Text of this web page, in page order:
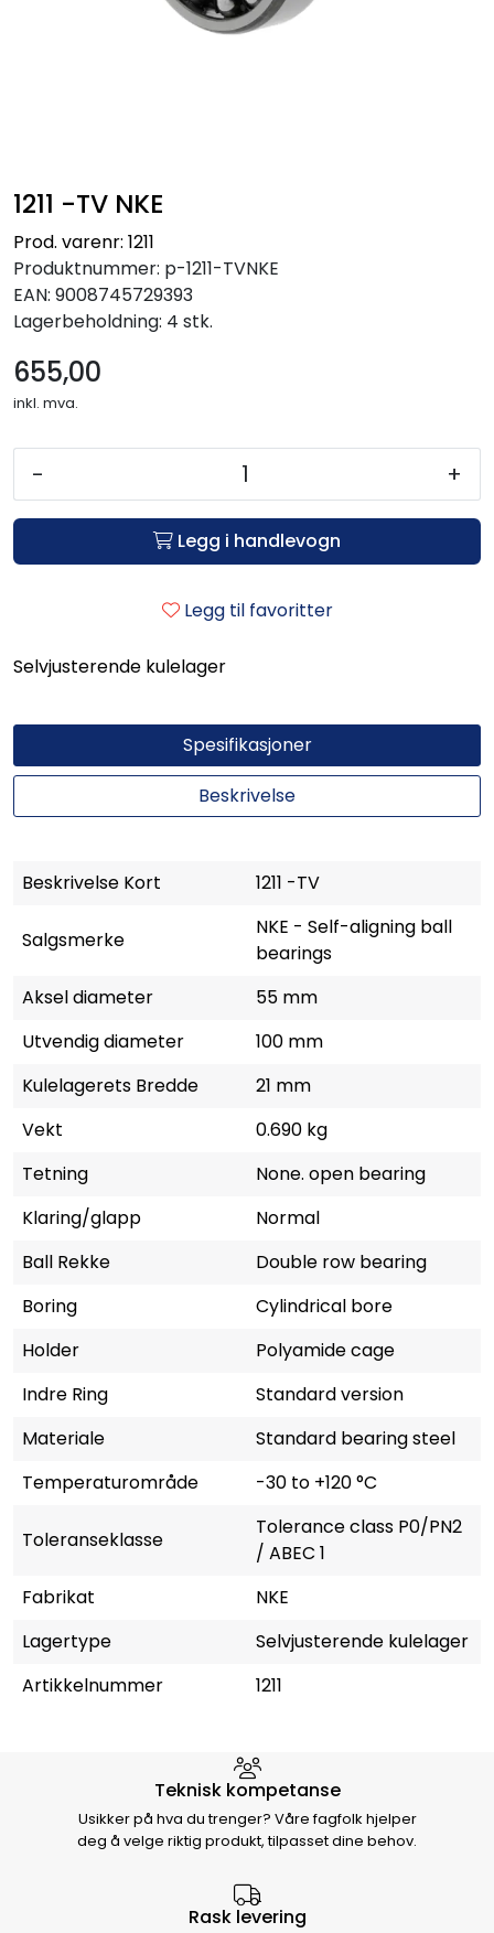
1211 -TV NKE
Prod. varenr: 1211
Produktnummer: p-1211-TVNKE
EAN: 9008745729393
Lagerbeholdning: 4 stk.
655,00
inkl. mva.
- +
Legg i handlevogn
Legg til favoritter
Selvjusterende kulelager
Spesifikasjoner
Beskrivelse
Beskrivelse Kort 1211 -TV
Salgsmerke
NKE - Self-aligning ball
bearings
Aksel diameter
55 mm
Utvendig diameter
100 mm
Kulelagerets Bredde
21 mm
Vekt
0.690 kg
Tetning
None. open bearing
Klaring/glapp
Normal
Ball Rekke
Double row bearing
Boring
Cylindrical bore
Holder
Polyamide cage
Indre Ring
Standard version
Materiale
Standard bearing steel
Temperaturområde
-30 to +120 °C
Toleranseklasse
Tolerance class P0/PN2
/ ABEC 1
Fabrikat
NKE
Lagertype
Selvjusterende kulelager
Artikkelnummer
1211
Hvorfor velge Storm Halvorsen
Teknisk kompetanse
Usikker på hva du trenger? Våre fagfolk hjelper
deg å velge riktig produkt, tilpasset dine behov.
Rask levering